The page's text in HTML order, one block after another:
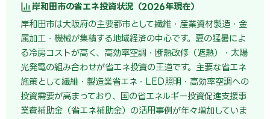
岸和田市の省エネ投資状況（2026年現在）
岸和田市は大阪府の主要都市として繊維・産業資材製造・金
属加工・機械が集積する地域経済の中心です。夏の猛暑によ
る冷房コストが高く、高効率空調・断熱改修（遮熱）・太陽
光発電の組み合わせが省エネ投資の王道です。主要な省エネ
施策として繊維・製造業省エネ・LED照明・高効率空調への
投資需要が高まっており、国の省エネルギー投資促進支援事
業費補助金（省エネ補助金）の活用事例が年々増加していま